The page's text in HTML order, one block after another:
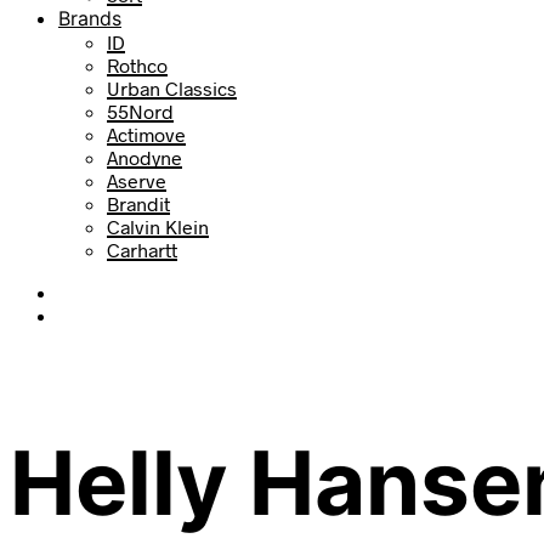
Brands
ID
Rothco
Urban Classics
55Nord
Actimove
Anodyne
Aserve
Brandit
Calvin Klein
Carhartt
Helly